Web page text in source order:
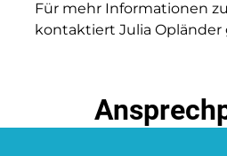
Für mehr Informationen
kontaktiert Julia Opländer